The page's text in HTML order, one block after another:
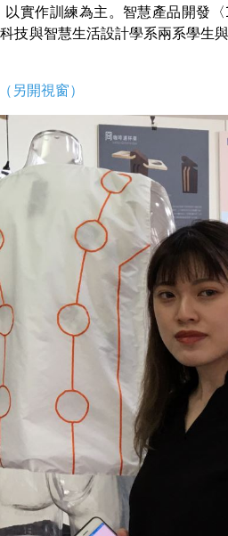
作訓練為主。智慧產品開發〈
技與智慧生活設計學系兩系學生
開視窗）